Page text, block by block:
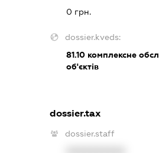
0 грн.
dossier.kveds:
81.10 комплексне
об'єктів
dossier.tax
dossier.staff